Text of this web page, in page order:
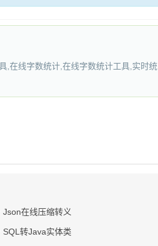
,在线字数统计,在线字数统计工具,实时统
Json在线压缩转义
SQL转Java实体类